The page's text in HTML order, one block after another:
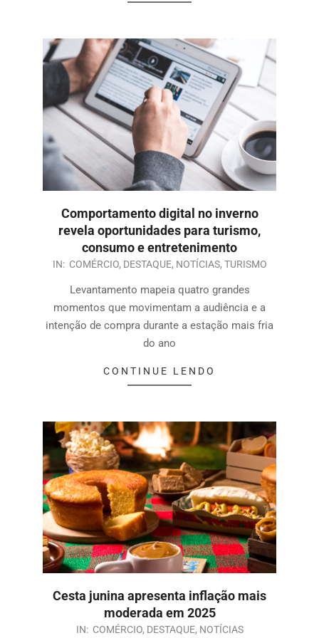
Comportamento digital no inverno
revela oportunidades para turismo,
consumo e entretenimento
IN: COMÉRCIO, DESTAQUE, NOTÍCIAS, TURISMO
Levantamento mapeia quatro grandes
momentos que movimentam a audiência e a
intenção de compra durante a estação mais fria
do ano
CONTINUE LENDO
Cesta junina apresenta inflação mais
moderada em 2025
IN: COMÉRCIO, DESTAQUE, NOTÍCIAS